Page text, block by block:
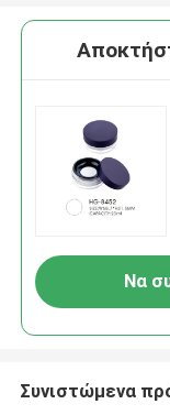
Να
Συνιστώμενα